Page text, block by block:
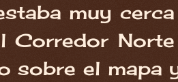
muy
Corredor
sobre el mapa